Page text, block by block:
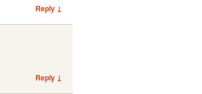
Reply ↓
Reply ↓